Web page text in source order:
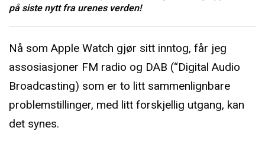
på siste nytt fra urenes verden!
Nå som Apple Watch gjør sitt inntog, får jeg
assosiasjoner FM radio og DAB (“Digital Audio
Broadcasting) som er to litt sammenlignbare
problemstillinger, med litt forskjellig utgang, kan
det synes.